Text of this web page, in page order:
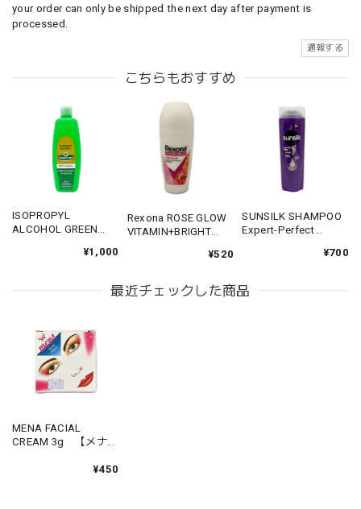
your order can only be shipped the next day after payment is
processed.
通報する
こちらもおすすめ
ISOPROPYL
ALCOHOL GREEN
ルコール グリーン ク
¥1,000
Rexona ROSE GLOW
VITAMIN+BRIGHT
¥520
SUNSILK SHAMPOO
Expert-Perfect
ンシルク シャンプー
ェクトストレート】
¥700
最近チェックした商品
MENA FACIAL
CREAM 3g 【メナ
¥450